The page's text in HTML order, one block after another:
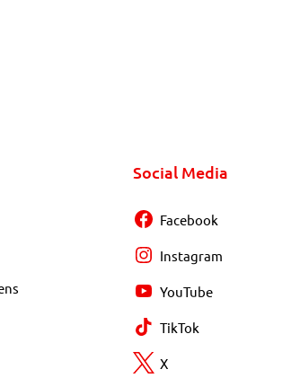
Social Media
Facebook
Instagram
YouTube
TikTok
X